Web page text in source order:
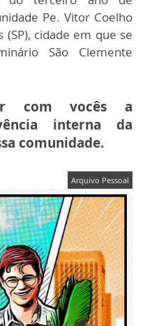
Pe. Vitor Coelho
cidade em que se
São Clemente
com vocês a
interna da
comunidade.
Arquivo Pessoal